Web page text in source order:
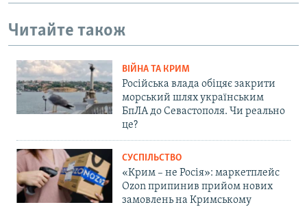
Читайте також
ВІЙНА ТА КРИМ
Російська влада обіцяє закрити
морський шлях українським
БпЛА до Севастополя. Чи реально
це?
СУСПІЛЬСТВО
«Крим – не Росія»: маркетплейс
Ozon припинив прийом нових
замовлень на Кримському